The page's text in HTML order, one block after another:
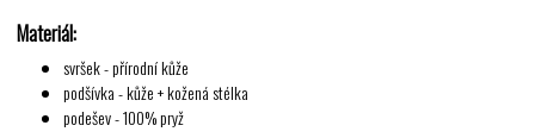
Materiál:
svršek - přírodní kůže
podšívka - kůže + kožená stélka
podešev - 100% pryž